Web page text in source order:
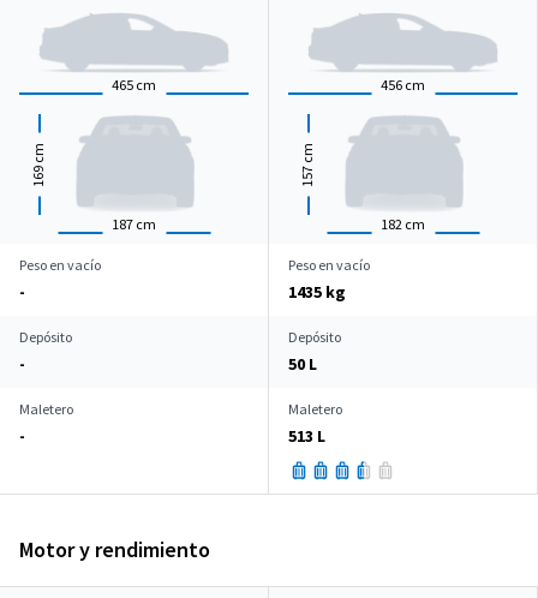
465 cm
187 cm
169
cm
456 cm
182 cm
157
cm
Peso en vacío
-
Peso en vacío
1435 kg
Depósito
-
Depósito
50 L
Maletero
-
Maletero
513 L
Motor y rendimiento